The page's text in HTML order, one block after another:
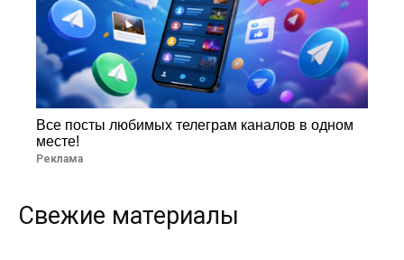
Все посты любимых телеграм каналов в одном
месте!
Реклама
Свежие материалы